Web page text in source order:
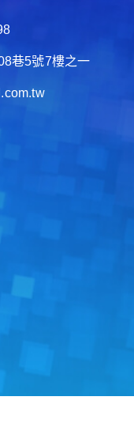
巷5號7樓之一